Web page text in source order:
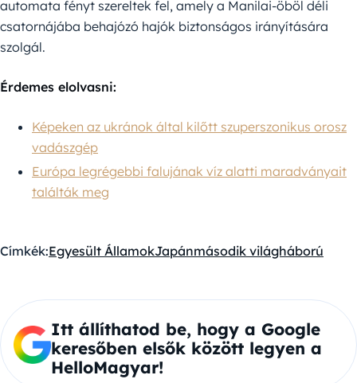
automata fényt szereltek fel, amely a Manilai-öböl déli
csatornájába behajózó hajók biztonságos irányítására
szolgál.
Érdemes elolvasni:
Képeken az ukránok által kilőtt szuperszonikus orosz
vadászgép
Európa legrégebbi falujának víz alatti maradványait
találták meg
Címkék:Egyesült ÁllamokJapánmásodik világháború
Itt állíthatod be, hogy a Google
keresőben elsők között legyen a
HelloMagyar!